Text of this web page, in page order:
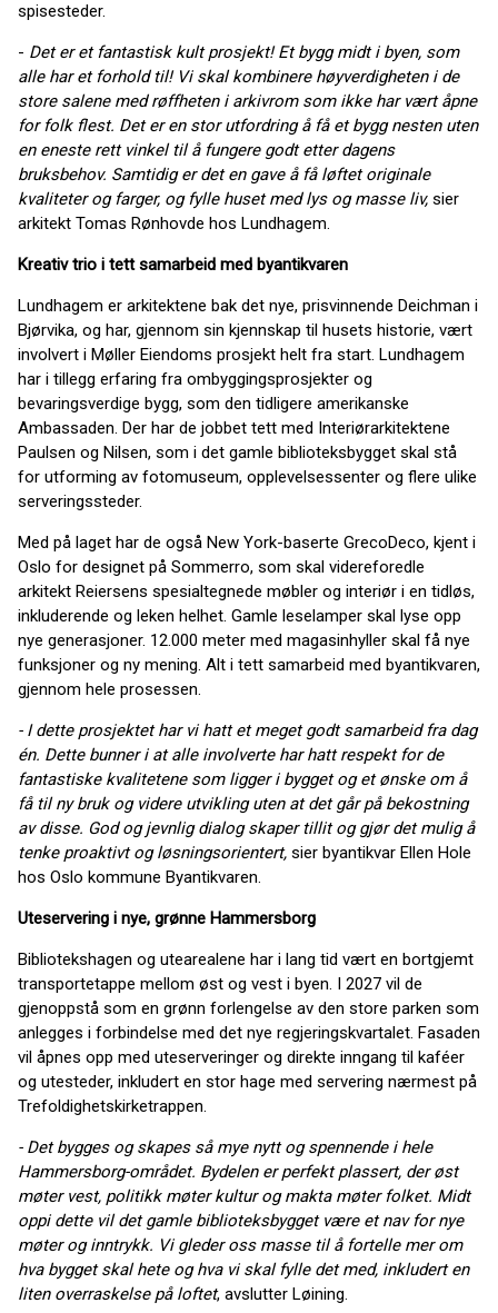
spisesteder.
- Det er et fantastisk kult prosjekt! Et bygg midt i byen, som
alle har et forhold til! Vi skal kombinere høyverdigheten i de
store salene med røffheten i arkivrom som ikke har vært åpne
for folk flest. Det er en stor utfordring å få et bygg nesten uten
en eneste rett vinkel til å fungere godt etter dagens
bruksbehov. Samtidig er det en gave å få løftet originale
kvaliteter og farger, og fylle huset med lys og masse liv, sier
arkitekt Tomas Rønhovde hos Lundhagem.
Kreativ trio i tett samarbeid med byantikvaren
Lundhagem er arkitektene bak det nye, prisvinnende Deichman i
Bjørvika, og har, gjennom sin kjennskap til husets historie, vært
involvert i Møller Eiendoms prosjekt helt fra start. Lundhagem
har i tillegg erfaring fra ombyggingsprosjekter og
bevaringsverdige bygg, som den tidligere amerikanske
Ambassaden. Der har de jobbet tett med Interiørarkitektene
Paulsen og Nilsen, som i det gamle biblioteksbygget skal stå
for utforming av fotomuseum, opplevelsessenter og flere ulike
serveringssteder.
Med på laget har de også New York-baserte GrecoDeco, kjent i
Oslo for designet på Sommerro, som skal videreforedle
arkitekt Reiersens spesialtegnede møbler og interiør i en tidløs,
inkluderende og leken helhet. Gamle leselamper skal lyse opp
nye generasjoner. 12.000 meter med magasinhyller skal få nye
funksjoner og ny mening. Alt i tett samarbeid med byantikvaren,
gjennom hele prosessen.
- I dette prosjektet har vi hatt et meget godt samarbeid fra dag
én. Dette bunner i at alle involverte har hatt respekt for de
fantastiske kvalitetene som ligger i bygget og et ønske om å
få til ny bruk og videre utvikling uten at det går på bekostning
av disse. God og jevnlig dialog skaper tillit og gjør det mulig å
tenke proaktivt og løsningsorientert, sier byantikvar Ellen Hole
hos Oslo kommune Byantikvaren.
Uteservering i nye, grønne Hammersborg
Bibliotekshagen og utearealene har i lang tid vært en bortgjemt
transportetappe mellom øst og vest i byen. I 2027 vil de
gjenoppstå som en grønn forlengelse av den store parken som
anlegges i forbindelse med det nye regjeringskvartalet. Fasaden
vil åpnes opp med uteserveringer og direkte inngang til kaféer
og utesteder, inkludert en stor hage med servering nærmest på
Trefoldighetskirketrappen.
- Det bygges og skapes så mye nytt og spennende i hele
Hammersborg-området. Bydelen er perfekt plassert, der øst
møter vest, politikk møter kultur og makta møter folket. Midt
oppi dette vil det gamle biblioteksbygget være et nav for nye
møter og inntrykk. Vi gleder oss masse til å fortelle mer om
hva bygget skal hete og hva vi skal fylle det med, inkludert en
liten overraskelse på loftet, avslutter Løining.